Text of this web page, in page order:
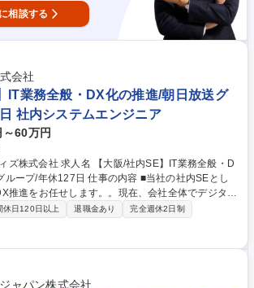
相談する
会社
IT業務全般・DX化の推進/朝日放送グ
社内システムエンジニア
60万円
阪/社内SE】IT業務全般・D
仕事の内容 ■当社の社内SEとし
推進をお任せします。。現在、会社全体でデジタル
めの増員採用となります。 【具体的には】
立案/構築/プロジェクト管理/運用管理 ・ITインフラ
/PC等)、セキュリティの導入、運用管理 ・DX推
務や社内業務全般のDXを担当予定） ※開発作業は
件定義等の上流工程を中心に担当できます。 募集
IT業務全般・DX化の推進/朝日放送グループ/年休12
休日120日以上 退職金あり
完全週休2日制
パン株式会社